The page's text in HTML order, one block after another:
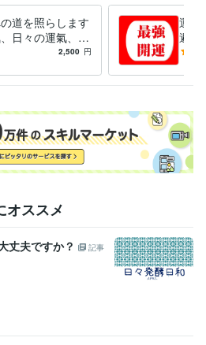
道を照らします
日々の運氣、恋
格、個性診断賜
2,500 円
運氣
避＆
年運
オススメ
丈夫ですか？
記事